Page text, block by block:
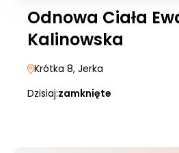
Odnowa Ciała
Kalinowska
Krótka 8, Jerka
Dzisiaj:zamknięte